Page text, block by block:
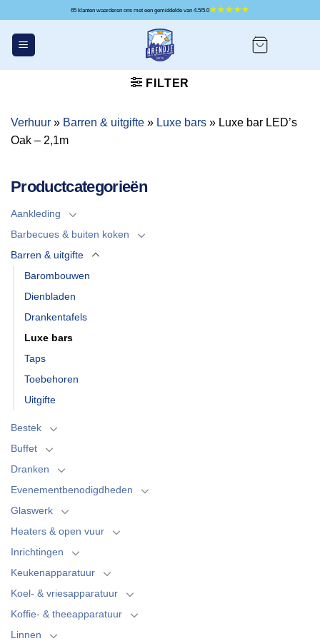
inhoud
65 klanten waarderen ons met een gemiddelde van 4.5/5.0
FILTER
Verhuur » Barren & uitgifte » Luxe bars » Luxe bar LED’s
Oak – 2,1m
Productcategorieën
Aankleding
Barbecues & buiten koken
Barren & uitgifte
Barombouwen
Dienbladen
Drankentafels
Luxe bars
Taps
Toebehoren
Uitgifte
Bestek
Buffet
Dranken
Evenementbenodigdheden
Glaswerk
Heaters & open vuur
Inrichtingen
Keukenapparatuur
Koel- & vriesapparatuur
Koffie- & theeapparatuur
Linnen